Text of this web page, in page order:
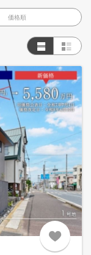
価格順